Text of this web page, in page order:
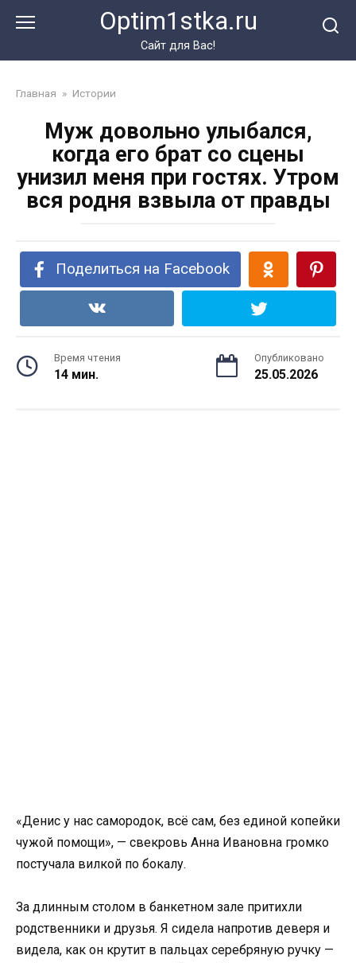
Optim1stka.ru
Сайт для Вас!
Главная » Истории
Муж довольно улыбался,
когда его брат со сцены
унизил меня при гостях. Утром
вся родня взвыла от правды
Поделиться на Facebook
Время чтения
14 мин.
Опубликовано
25.05.2026
«Денис у нас самородок, всё сам, без единой копейки
чужой помощи», — свекровь Анна Ивановна громко
постучала вилкой по бокалу.
За длинным столом в банкетном зале притихли
родственники и друзья. Я сидела напротив деверя и
видела, как он крутит в пальцах серебряную ручку —